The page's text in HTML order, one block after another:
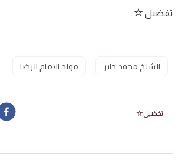
تفضيل
الشيخ محمد جابر مولد الامام الرضا
تفضيل